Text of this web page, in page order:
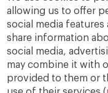
allowing us to offer
social media features
share information
social media,
may combine it with
provided to them or
Tweets por